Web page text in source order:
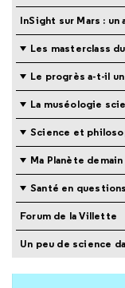
InSight sur Mars :
Les masterclass
Le progrès a-t-il
La muséologie
Science et
Ma Planète demain
Santé en questions
Forum de la Villette
Un peu de science